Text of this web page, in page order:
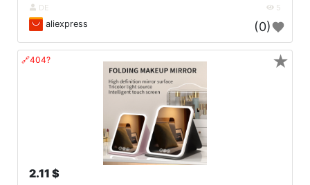
DE 5
aliexpress (0)
🔗404?
2.11 $
★